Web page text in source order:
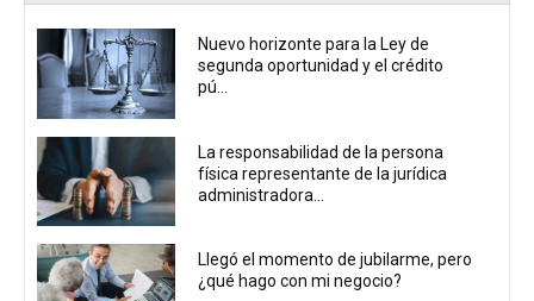
Nuevo horizonte para la Ley de
segunda oportunidad y el crédito
pú...
La responsabilidad de la persona
física representante de la jurídica
administradora...
Llegó el momento de jubilarme, pero
¿qué hago con mi negocio?